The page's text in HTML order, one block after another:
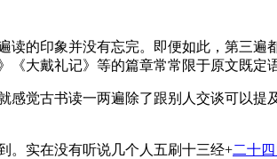
读的印象并没有忘完。即便如此，第三
大戴礼记》等的篇章常常限于原文既定
觉古书读一两遍除了跟别人交谈可以
。实在没有听说几个人五刷十三经+二十四